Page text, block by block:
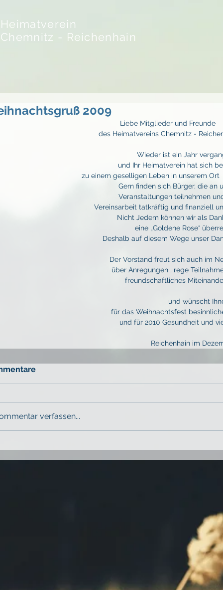
Heimatverein
Chemnitz - Reichenhain
2009
Liebe Mitglieder und Freunde
des Heimatvereins Chemnitz -
Wieder ist ein Jahr
und Ihr Heimatverein hat sich
zu einem geselligen Leben in unserem Ort
Gern finden sich Bürger, die
Veranstaltungen
Vereinsarbeit tatkräftig und finanziell
Nicht Jedem können wir als
eine „Goldene Rose“
Deshalb auf diesem Wege unser
Der Vorstand freut sich auch
über Anregungen , rege
freundschaftliches
und wünscht
für das Weihnachtsfest
und für 2010 Gesundheit und
verfassen...